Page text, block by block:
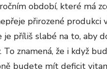
období, které má
přirozené produkci
příliš slabé na to, aby
znamená, že i když
budete mít deficit